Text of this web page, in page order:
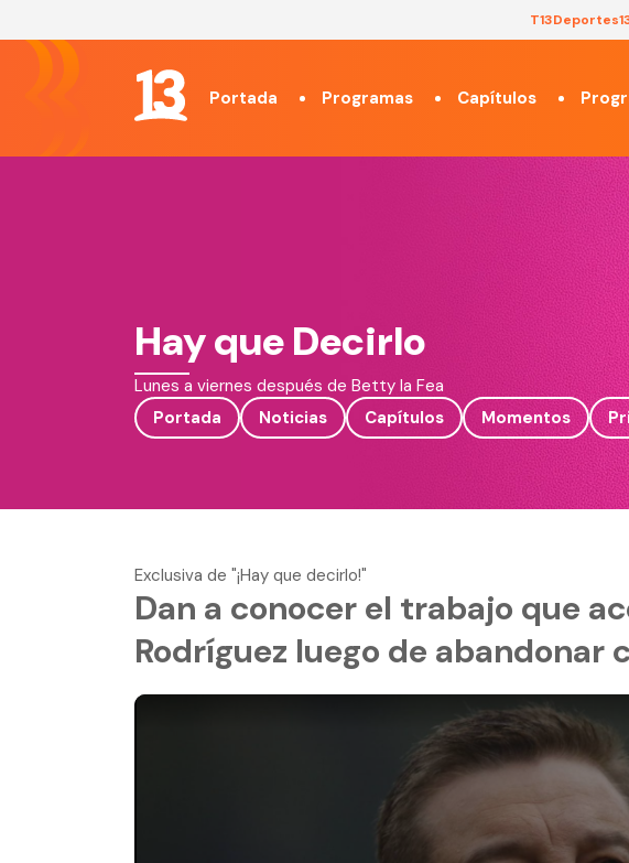
T13
Portada Programas Capítulos
Hay que Decirlo
Lunes a viernes después de Betty la Fea
Portada
Noticias Capítulos Momentos
Exclusiva de "¡Hay que decirlo!"
Dan a conocer el trabajo que
Rodríguez luego de abandonar